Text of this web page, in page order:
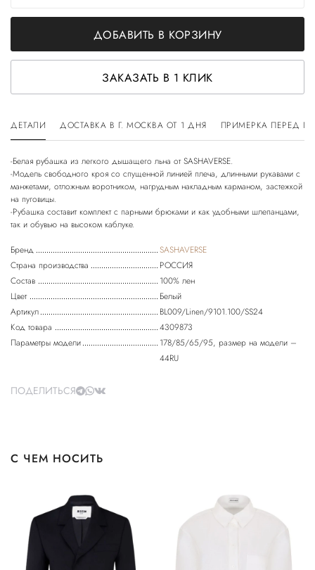
ДОБАВИТЬ В КОРЗИНУ
ЗАКАЗАТЬ В 1 КЛИК
ДЕТАЛИ ДОСТАВКА В Г. МОСКВА ОТ 1 ДНЯ ПРИМЕРКА ПЕРЕД
-Белая рубашка из легкого дышащего льна от SASHAVERSE.
-Модель свободного кроя со спущенной линией плеча, длинными рукавами с
манжетами, отложным воротником, нагрудным накладным карманом, застежкой
на пуговицы.
-Рубашка составит комплект с парными брюками и как удобными шлепанцами,
Бренд
SASHAVERSE
Страна производства
РОССИЯ
Состав
100% лен
Цвет
Белый
Артикул
BL009/Linen/9101.100/SS24
Код товара
4309873
Параметры модели
178/85/65/95, размер на модели –
44RU
ПОДЕЛИТЬСЯ
С ЧЕМ НОСИТЬ